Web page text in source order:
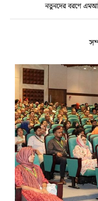
নতুনদের বরণে